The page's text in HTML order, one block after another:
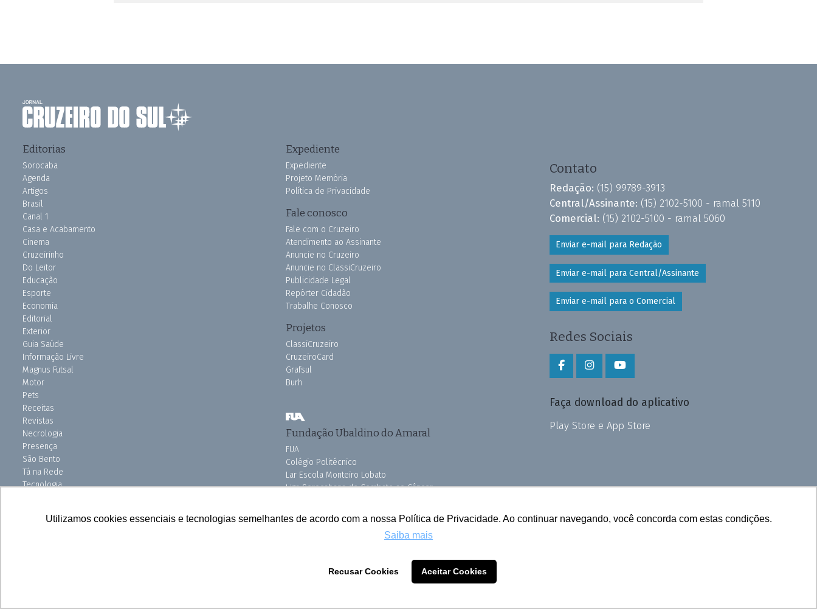
Utilizamos cookies essenciais e tecnologias semelhantes de acordo com a nossa Política de Privacidade. Ao continuar navegando, você concorda com estas condições.
Saiba mais
Recusar Cookies Aceitar Cookies
Editorias
Sorocaba
Agenda
Artigos
Brasil
Canal 1
Casa e Acabamento
Cinema
Cruzeirinho
Do Leitor
Educação
Esporte
Economia
Editorial
Exterior
Guia Saúde
Informação Livre
Magnus Futsal
Motor
Pets
Receitas
Revistas
Necrologia
Presença
São Bento
Tá na Rede
Tecnologia
Expediente
Expediente
Projeto Memória
Política de Privacidade
Fale conosco
Fale com o Cruzeiro
Atendimento ao Assinante
Anuncie no Cruzeiro
Anuncie no ClassiCruzeiro
Publicidade Legal
Repórter Cidadão
Trabalhe Conosco
Projetos
ClassiCruzeiro
CruzeiroCard
Grafsul
Burh
Fundação Ubaldino do Amaral
FUA
Colégio Politécnico
Lar Escola Monteiro Lobato
Liga Sorocabana de Combate ao Câncer
Pink do Bem OSSEL
Contato
Redação: (15) 99789-3913
Central/Assinante: (15) 2102-5100 - ramal 5110
Comercial: (15) 2102-5100 - ramal 5060
Enviar e-mail para Redação
Enviar e-mail para Central/Assinante
Enviar e-mail para o Comercial
Redes Sociais
Faça download do aplicativo
Play Store e App Store
Todos os direitos reservados © 2025 Cruzeiro do Sul